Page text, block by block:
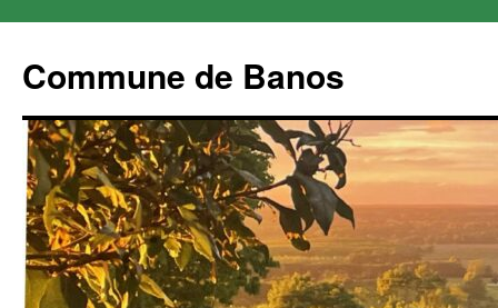
Commune de Banos